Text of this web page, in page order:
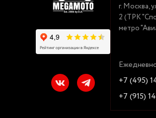
г. Москва,
2 (ТРК
метро
+7 (495)
+7 (915)